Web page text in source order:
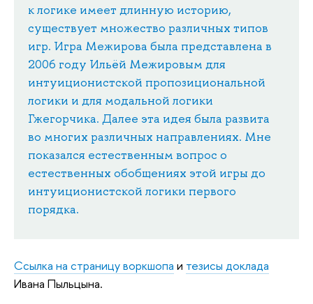
к логике имеет длинную историю,
существует множество различных типов
игр. Игра Межирова была представлена в
2006 году Ильёй Межировым для
интуиционистской пропозициональной
логики и для модальной логики
Гжегорчика. Далее эта идея была развита
во многих различных направлениях. Мне
показался естественным вопрос о
естественных обобщениях этой игры до
интуиционистской логики первого
порядка.
Ссылка на страницуворкшопа и тезисы доклада
Ивана Пыльцына.